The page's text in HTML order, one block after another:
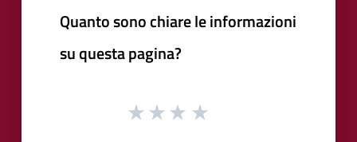
Quanto sono chiare le informazioni
su questa pagina?